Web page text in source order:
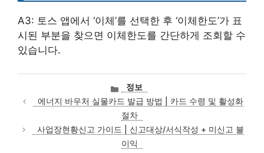
A3: 토스 앱에서 ‘이체’를 선택한 후 ‘이체한도’가 표
시된 부분을 찾으면 이체한도를 간단하게 조회할 수
있습니다.
카
테
고
리
정보
에너지 바우처 실물카드 발급 방법 | 카드 수령 및 활성화
절차
사업장현황신고 가이드 | 신고대상/서식작성 + 미신고 불
이익